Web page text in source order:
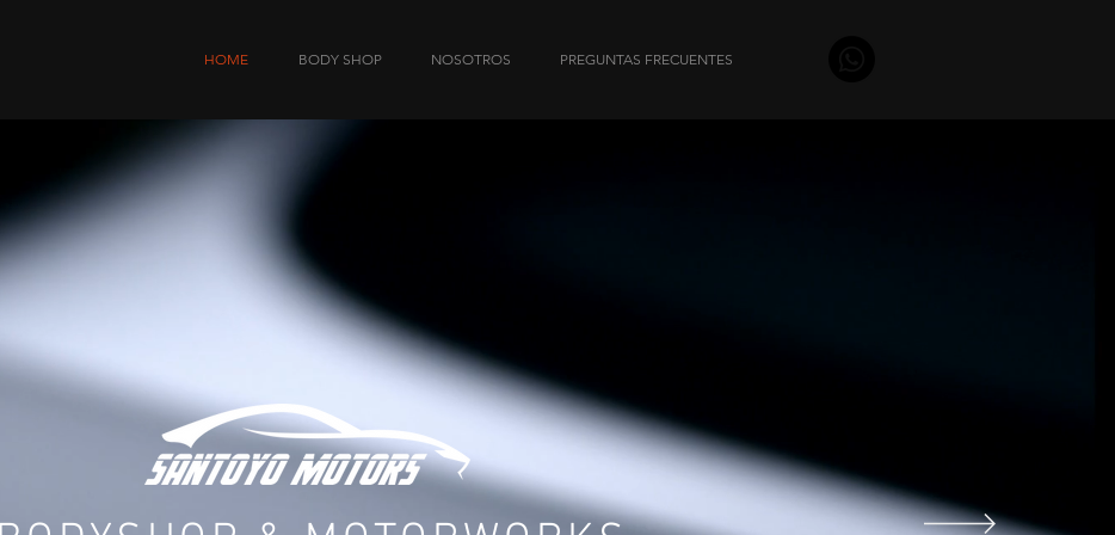
HOME BODY SHOP NOSOTROS PREGUNTAS FRECUENTES